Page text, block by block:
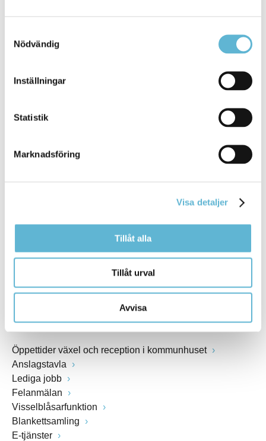
Nödvändig
Inställningar
Statistik
Marknadsföring
Visa detaljer
Tillåt alla
Tillåt urval
Avvisa
Postadress
www.bromolla.se
Växel: 0456-82 20 00
Öppettider växel och reception i kommunhuset
Anslagstavla
Lediga jobb
Felanmälan
Visselblåsarfunktion
Blankettsamling
E-tjänster